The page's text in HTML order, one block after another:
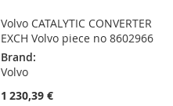
Volvo CATALYTIC CONVERTER
EXCH Volvo piece no 8602966
Brand:
Volvo
1 230,39 €